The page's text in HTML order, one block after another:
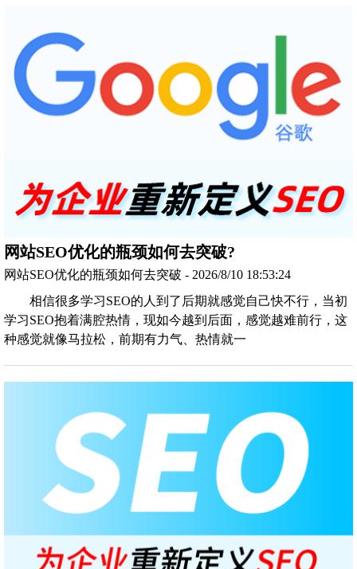
网站SEO优化的瓶颈如何去突破?
网站SEO优化的瓶颈如何去突破 - 2026/8/10 18:53:24
相信很多学习SEO的人到了后期就感觉自己快不行，当初
学习SEO抱着满腔热情，现如今越到后面，感觉越难前行，这
种感觉就像马拉松，前期有力气、热情就一